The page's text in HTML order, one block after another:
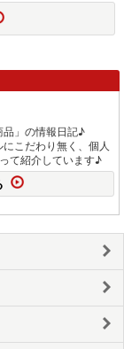
品」の情報日記♪
こだわり無く、個人
て紹介しています♪